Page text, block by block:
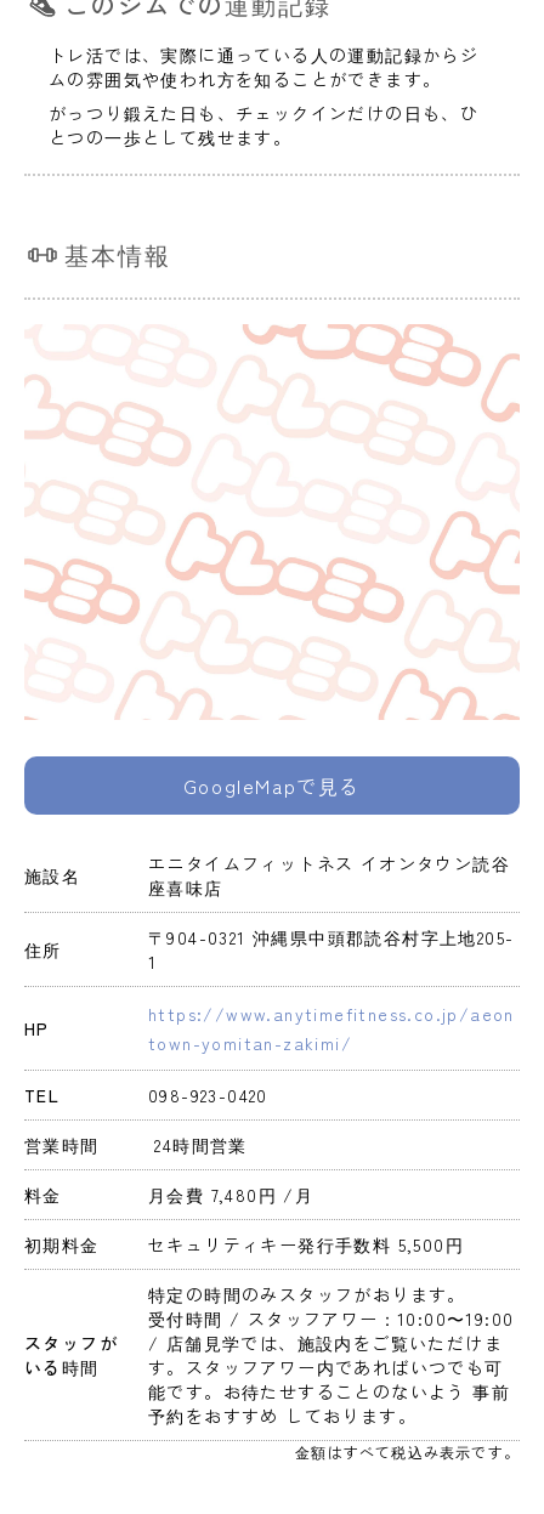
トレ活では、実際に通っている人の運動記録からジ
ムの雰囲気や使われ方を知ることができます。
がっつり鍛えた日も、チェックインだけの日も、ひ
とつの一歩として残せます。
基本情報
GoogleMapで見る
施設名
エニタイムフィットネス イオンタウン読谷
座喜味店
住所
〒904-0321 沖縄県中頭郡読谷村字上地205-
1
HP
https://www.anytimefitness.co.jp/aeon
town-yomitan-zakimi/
TEL 098-923-0420
営業時間 24時間営業
料金 月会費 7,480円 /月
初期料金 セキュリティキー発行手数料 5,500円
スタッフが
いる時間
特定の時間のみスタッフがおります。
受付時間 / スタッフアワー：10:00〜19:00
/ 店舗見学では、施設内をご覧いただけま
す。スタッフアワー内であればいつでも可
能です。お待たせすることのないよう 事前
予約をおすすめ しております。
金額はすべて税込み表示です。